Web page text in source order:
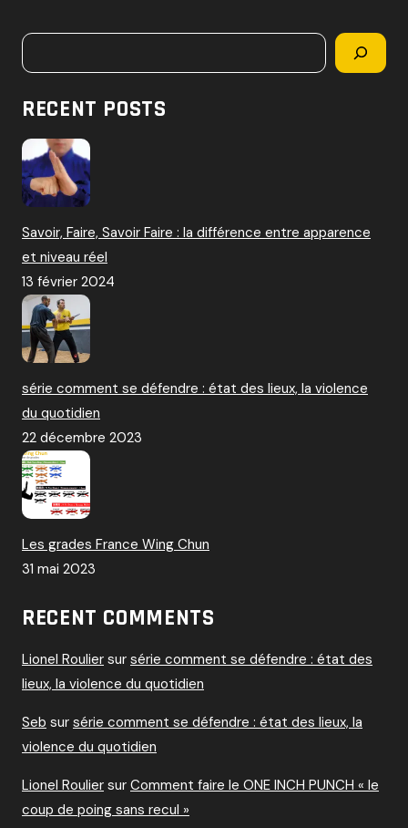
r
Rechercher
RECENT POSTS
Savoir, Faire, Savoir Faire : la différence entre apparence
et niveau réel
13 février 2024
série comment se défendre : état des lieux, la violence
du quotidien
22 décembre 2023
Les grades France Wing Chun
31 mai 2023
RECENT COMMENTS
Lionel Roulier sur série comment se défendre : état des
lieux, la violence du quotidien
Seb sur série comment se défendre : état des lieux, la
violence du quotidien
Lionel Roulier sur Comment faire le ONE INCH PUNCH « le
coup de poing sans recul »